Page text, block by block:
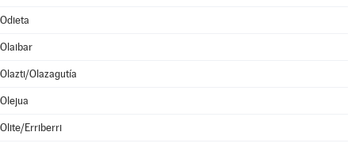
Odieta
Olaibar
Olazti/Olazagutía
Olejua
Olite/Erriberri